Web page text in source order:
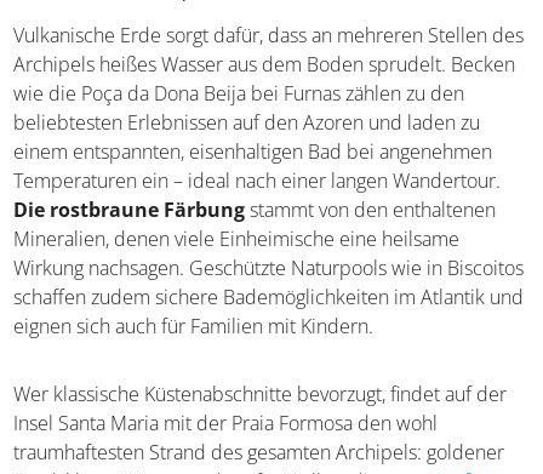
Vulkanische Erde sorgt dafür, dass an mehreren Stellen des
Archipels heißes Wasser aus dem Boden sprudelt. Becken
wie die Poça da Dona Beija bei Furnas zählen zu den
beliebtesten Erlebnissen auf den Azoren und laden zu
einem entspannten, eisenhaltigen Bad bei angenehmen
Temperaturen ein – ideal nach einer langen Wandertour.
Die rostbraune Färbungstammt von den enthaltenen
Mineralien, denen viele Einheimische eine heilsame
Wirkung nachsagen. Geschützte Naturpools wie in Biscoitos
schaffen zudem sichere Bademöglichkeiten im Atlantik und
eignen sich auch für Familien mit Kindern.
Wer klassische Küstenabschnitte bevorzugt, findet auf der
Insel Santa Maria mit der Praia Formosa den wohl
traumhaftesten Strand des gesamten Archipels: goldener